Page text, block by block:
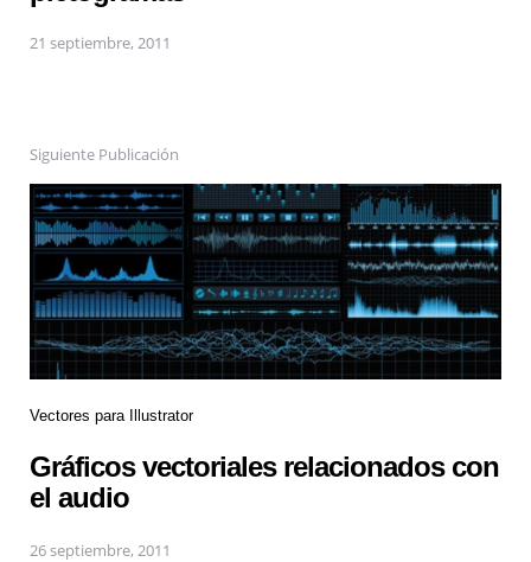
21 septiembre, 2011
Siguiente Publicación
Vectores para Illustrator
Gráficos vectoriales relacionados con
el audio
26 septiembre, 2011